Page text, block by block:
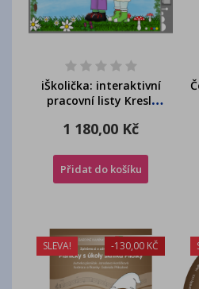
iŠkolička: interaktivní
pracovní listy Kreslí
1 180,00 Kč
Přidat do košíku
SLEVA! -130,00 KČ